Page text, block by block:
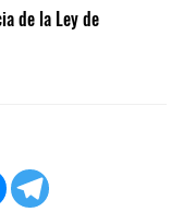
de la Ley de